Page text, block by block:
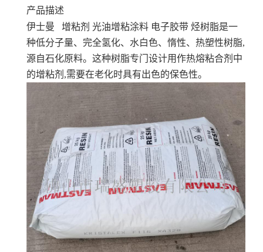
产品描述
伊士曼 增粘剂 光油增粘涂料 电子胶带 烃树脂是一
种低分子量、完全氢化、水白色、惰性、热塑性树脂,
源自石化原料。这种树脂专门设计用作热熔粘合剂中
的增粘剂,需要在老化时具有出色的保色性。